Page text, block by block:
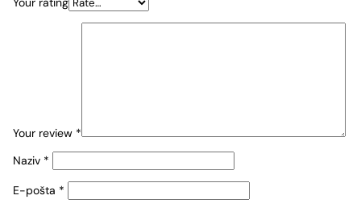
Your review *
Naziv *
E-pošta *